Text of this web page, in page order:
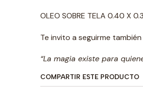
OLEO SOBRE TELA 0.40 X
Te invito a seguirme
“La magia existe para
COMPARTIR ESTE PRODUCTO